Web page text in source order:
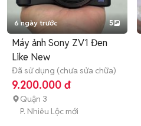
6 ngày trước 5
Máy ảnh Sony ZV1 Đen
Like New
Đã sử dụng (chưa sửa chữa)
9.200.000 đ
Quận 3
P. Nhiêu Lộc mới